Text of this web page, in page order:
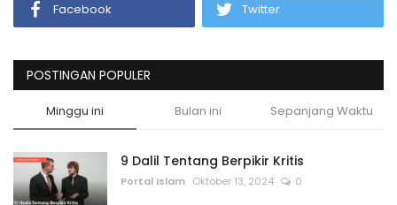
Facebook Twitter
POSTINGAN POPULER
Minggu ini Bulan ini Sepanjang Waktu
9 Dalil Tentang Berpikir Kritis
Portal Islam Oktober 13, 2024 0